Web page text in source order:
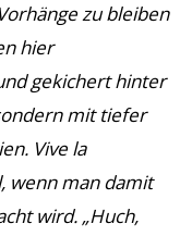
zu bleiben
hier
gekichert hinter
mit tiefer
Vive la
wenn man damit
wird. „Huch,